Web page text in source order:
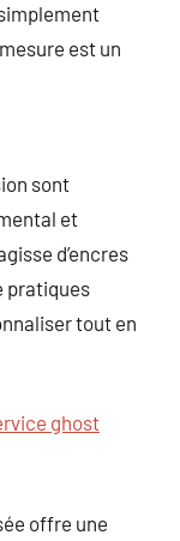
est un
sont
et
d’encres
pratiques
tout en
ghost
offre une